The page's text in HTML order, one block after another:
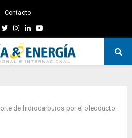
Contacto
TwitterInstagram
LinkedinYoutube
de hidrocarburos por el oleoducto